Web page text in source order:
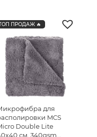
ПРОДАЖ 🔥
для
MCS
Double Lite
см, 340gsm